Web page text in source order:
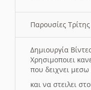
Παρουσίες
Δημιουργία
Χρησιμοποιει
που δειχνει μεσω
και να στειλει